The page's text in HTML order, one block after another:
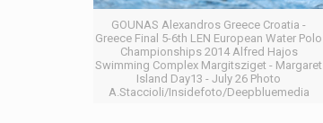
GOUNAS Alexandros Greece Croatia -
Greece Final 5-6th LEN European Water Polo
Championships 2014 Alfred Hajos
Swimming Complex Margitsziget - Margaret
Island Day13 - July 26 Photo
A.Staccioli/Insidefoto/Deepbluemedia